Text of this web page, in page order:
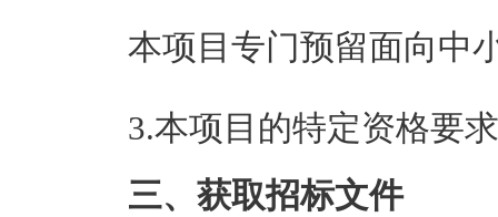
本项目专门预留面向中
3.本项目的特定资格要
三、获取招标文件